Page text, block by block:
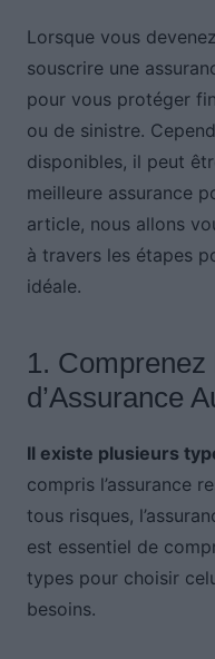
Lorsque vous
souscrire une
pour vous protéger
ou de sinistre.
disponibles, il peut
meilleure assurance
article, nous allons
à travers les étapes
idéale.
1. Comprenez
d’Assurance
Il existe plusieurs
compris l’assurance
tous risques,
est essentiel de
types pour choisir
besoins.